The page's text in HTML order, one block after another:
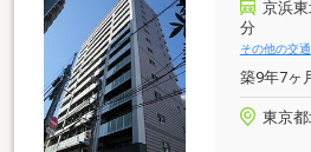
京浜
分
その他の交通
築9年7ヶ
東京